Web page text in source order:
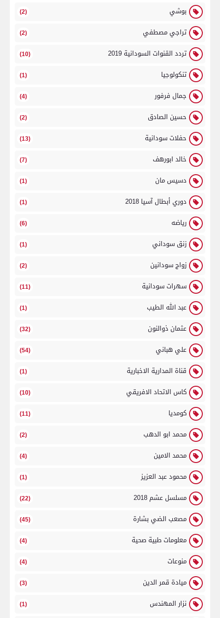
بوشي (2)
تراجي مصطفي (2)
تردد القنوات السودانية 2019 (10)
تنكولوجيا (1)
جمال فرفور (4)
حسين الصادق (2)
حفلات سودانية (13)
خالد ابورهف (7)
دسيس مان (1)
دوري أبطال آسيا 2018 (1)
رياضه (6)
زنق سوداني (1)
زواج سودانين (2)
سهرات سودانية (11)
عبد الله الطيب (1)
عثمان ذوالنون (32)
علي هباني (54)
قناة المدارية الاخبارية (1)
كاس الاتحاد الافريقي (10)
كومديا (11)
محمد ابو الدهب (2)
محمد الامين (4)
محمود عبد العزيز (1)
مسلسل عشم 2018 (22)
مصعب الضي بشارة (45)
معلومات طبية صحية (4)
منوعات (4)
ميادة قمر الدين (3)
نزار المهندس (1)